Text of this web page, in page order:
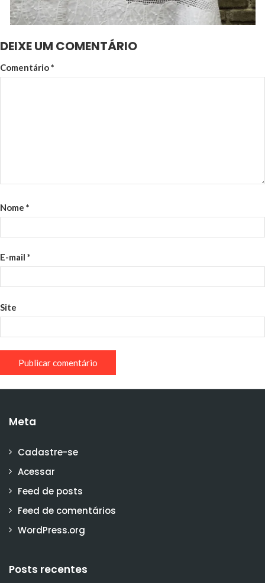
DEIXE UM COMENTÁRIO
Comentário*
Nome *
E-mail *
Site
Meta
Cadastre-se
Acessar
Feed de posts
Feed de comentários
WordPress.org
Posts recentes